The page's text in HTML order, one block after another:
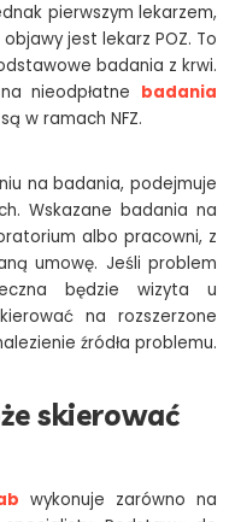
pierwszym lekarzem,
jest lekarz POZ. To
badania z krwi.
nieodpłatne badania
w ramach NFZ.
na badania, podejmuje
Wskazane badania na
albo pracowni, z
umowę. Jeśli problem
będzie wizyta u
na rozszerzone
źródła problemu.
skierować
wykonuje zarówno na